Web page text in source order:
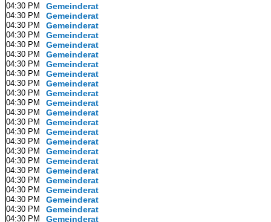
04:30 PM Gemeinderat
04:30 PM Gemeinderat
04:30 PM Gemeinderat
04:30 PM Gemeinderat
04:30 PM Gemeinderat
04:30 PM Gemeinderat
04:30 PM Gemeinderat
04:30 PM Gemeinderat
04:30 PM Gemeinderat
04:30 PM Gemeinderat
04:30 PM Gemeinderat
04:30 PM Gemeinderat
04:30 PM Gemeinderat
04:30 PM Gemeinderat
04:30 PM Gemeinderat
04:30 PM Gemeinderat
04:30 PM Gemeinderat
04:30 PM Gemeinderat
04:30 PM Gemeinderat
04:30 PM Gemeinderat
04:30 PM Gemeinderat
04:30 PM Gemeinderat
04:30 PM Gemeinderat